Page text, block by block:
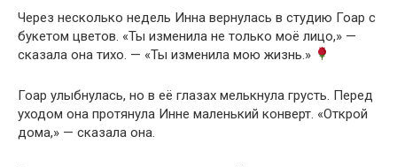
Через несколько недель Инна вернулась в студию Гоар с
букетом цветов. «Ты изменила не только моё лицо,» —
сказала она тихо. — «Ты изменила мою жизнь.»
Гоар улыбнулась, но в её глазах мелькнула грусть. Перед
уходом она протянула Инне маленький конверт. «Открой
дома,» — сказала она.